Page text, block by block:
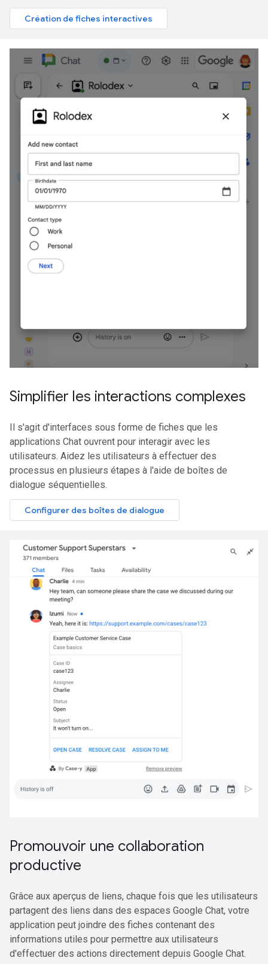
Création de fiches interactives
Simplifier les interactions complexes
Il s'agit d'interfaces sous forme de fiches que les
applications Chat ouvrent pour interagir avec les
utilisateurs. Aidez les utilisateurs à effectuer des
processus en plusieurs étapes à l'aide de boîtes de
dialogue séquentielles.
Configurer des boîtes de dialogue
Promouvoir une collaboration
productive
Grâce aux aperçus de liens, chaque fois que les utilisateurs
partagent des liens dans des espaces Google Chat, votre
application peut joindre des fiches contenant des
informations utiles pour permettre aux utilisateurs
d'effectuer des actions directement depuis Google Chat.